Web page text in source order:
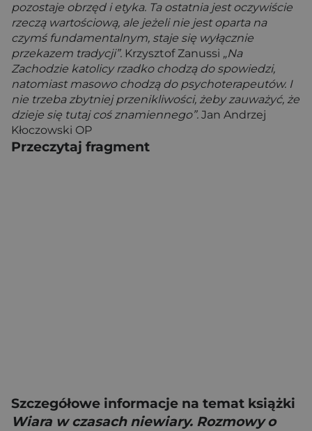
pozostaje obrzęd i etyka. Ta ostatnia jest oczywiście
rzeczą wartościową, ale jeżeli nie jest oparta na
czymś fundamentalnym, staje się wyłącznie
przekazem tradycji”. Krzysztof Zanussi „Na
Zachodzie katolicy rzadko chodzą do spowiedzi,
natomiast masowo chodzą do psychoterapeutów. I
nie trzeba zbytniej przenikliwości, żeby zauważyć, że
dzieje się tutaj coś znamiennego”. Jan Andrzej
Kłoczowski OP
Przeczytaj fragment
Szczegółowe informacje na temat książki
Wiara w czasach niewiary. Rozmowy o